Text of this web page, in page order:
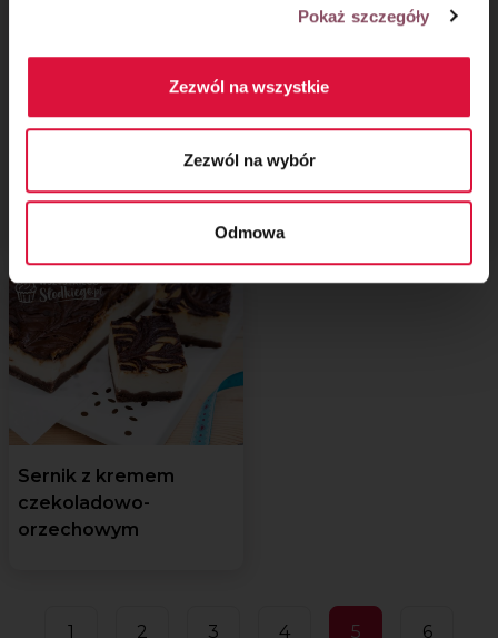
Pokaż szczegóły
Zezwól na wszystkie
Zezwól na wybór
Odmowa
Mocno czekoladowy
sernik
anyżowy
Sernik z kremem
czekoladowo-
orzechowym
1 2 3 4 5 6